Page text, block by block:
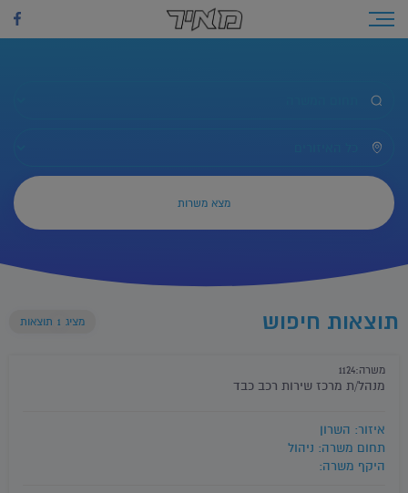
דלג
לתוכןToggle navigation
משרה:1124
מנהל/ת מרכז שירות רכב כבד
איזור: השרון
תחום משרה: ניהול
היקף משרה:
תוצאות חיפוש מציג 1 תוצאות